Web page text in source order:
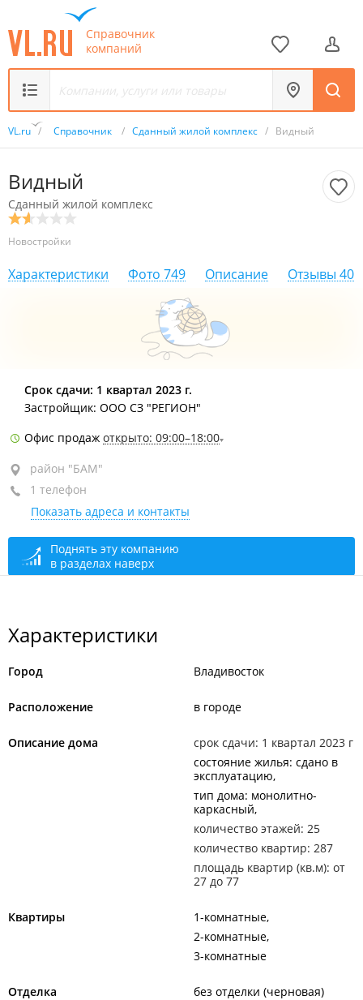
Справочник
компаний
VL.ru / Справочник / Сданный жилой комплекс / Видный
Видный
Сданный жилой комплекс
Новостройки
Характеристики Фото 749 Описание Отзывы 40
район "БАМ", ул. Карбышева, 22Б
Срок сдачи: 1 квартал 2023 г.
Застройщик: ООО СЗ "РЕГИОН"
Офис продаж открыто: 09:00–18:00
район "БАМ"
1 телефон
Показать адреса и контакты
Поднять эту компанию
в разделах наверх
Характеристики
Город Владивосток
Расположение в городе
Описание дома
срок сдачи: 1 квартал 2023 г
состояние жилья: сдано в
эксплуатацию
тип дома: монолитно-
каркасный
количество этажей: 25
количество квартир: 287
площадь квартир (кв.м): от
27 до 77
Квартиры
1-комнатные
2-комнатные
3-комнатные
Отделка без отделки (черновая)